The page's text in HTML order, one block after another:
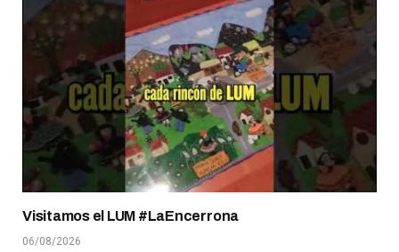
Visitamos el LUM #LaEncerrona
06/08/2026